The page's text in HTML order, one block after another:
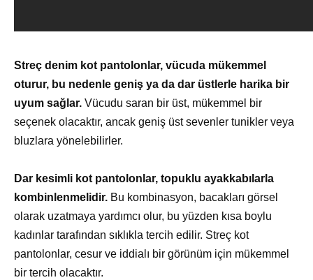
Streç denim kot pantolonlar, vücuda mükemmel
oturur, bu nedenle geniş ya da dar üstlerle harika bir
uyum sağlar. Vücudu saran bir üst, mükemmel bir
seçenek olacaktır, ancak geniş üst sevenler tunikler veya
bluzlara yönelebilirler.
Dar kesimli kot pantolonlar, topuklu ayakkabılarla
kombinlenmelidir. Bu kombinasyon, bacakları görsel
olarak uzatmaya yardımcı olur, bu yüzden kısa boylu
kadınlar tarafından sıklıkla tercih edilir. Streç kot
pantolonlar, cesur ve iddialı bir görünüm için mükemmel
bir tercih olacaktır.